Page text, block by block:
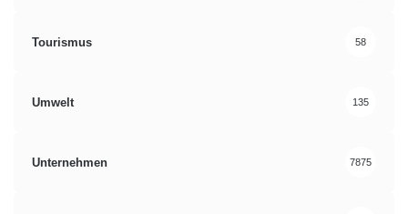
Tourismus 58
Umwelt 135
Unternehmen 7875